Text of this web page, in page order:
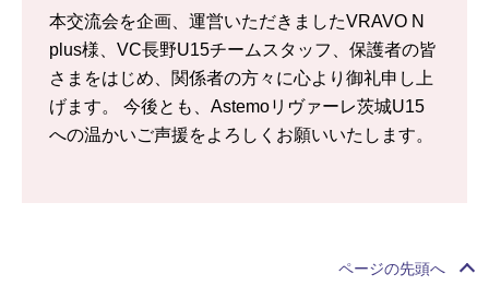
本交流会を企画、運営いただきましたVRAVO N
plus様、VC長野U15チームスタッフ、保護者の皆
さまをはじめ、関係者の方々に心より御礼申し上
げます。 今後とも、Astemoリヴァーレ茨城U15
への温かいご声援をよろしくお願いいたします。
ページの先頭へ